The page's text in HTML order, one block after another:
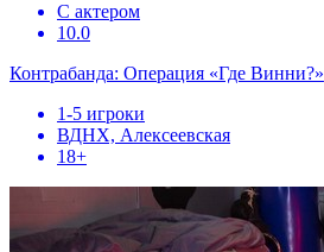
С актером
10.0
Контрабанда: Операция «Где Винни?»
1-5 игроки
ВДНХ, Алексеевская
18+